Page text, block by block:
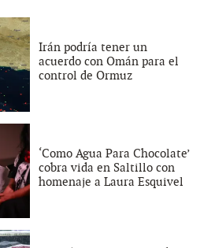
Irán podría tener un
acuerdo con Omán para el
control de Ormuz
‘Como Agua Para Chocolate’
cobra vida en Saltillo con
homenaje a Laura Esquivel